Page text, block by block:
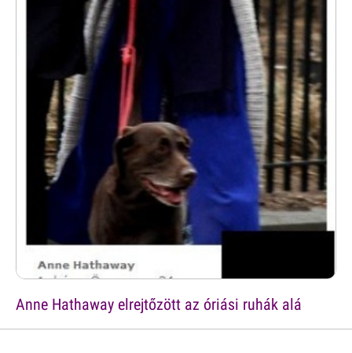
Anne Hathaway elrejtőzött az óriási ruhák alá